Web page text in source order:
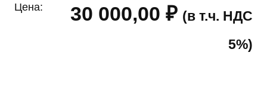
Цена: 30 000,00 ₽ (в т.ч. НДС
5%)